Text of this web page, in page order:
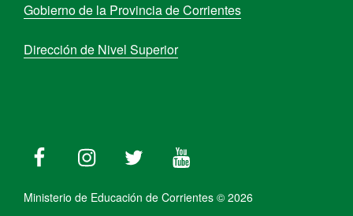
Gobierno de la Provincia de Corrientes
Dirección de Nivel Superior
Ministerio de Educación de Corrientes © 2026